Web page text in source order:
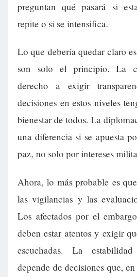
preguntan qué pasará si
repite o si se intensifica.
Lo que debería quedar claro
son solo el principio. La
derecho a exigir
decisiones en estos niveles
bienestar de todos. La
una diferencia si se apuesta
paz, no solo por intereses
Ahora, lo más probable es
las vigilancias y las
Los afectados por el
deben estar atentos y exigir
escuchadas. La
depende de decisiones que,